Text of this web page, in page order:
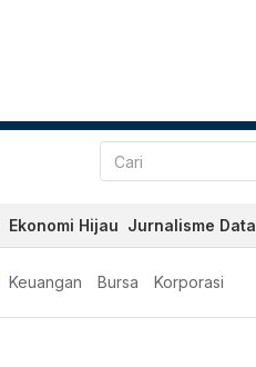
Ekonomi Hijau Jurnalisme Data
Keuangan Bursa Korporasi